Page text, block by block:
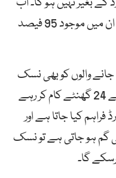
تک جو عازمین حج مکہ پہنچے ہیں ان میں موجود 95 فیصد
والوں کو بھی نسک
کارڈز دیئے جارہے ہیں اور اس کے لیے 24 گھنٹے کام کر رہے
کیا جاتا ہے اور
گم ہو جاتی ہے تو نسک
گا۔